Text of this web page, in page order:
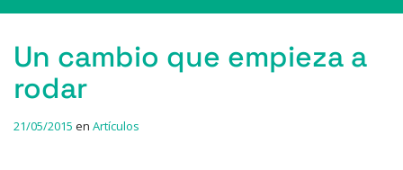
Un cambio que empieza a
rodar
21/05/2015 en Artículos